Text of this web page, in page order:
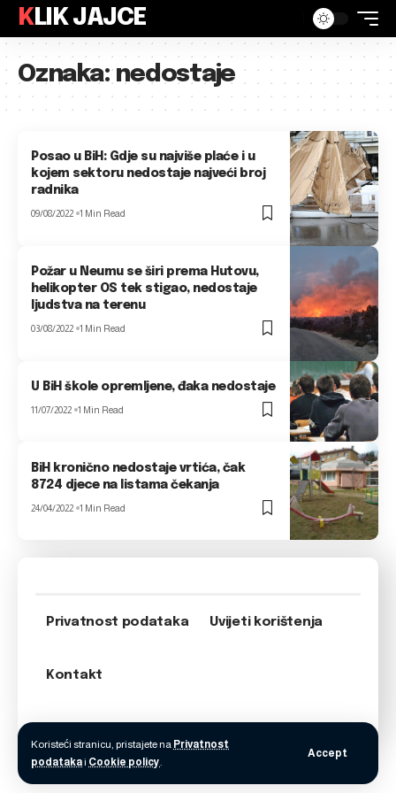
Koristeći stranicu, pristajete na Privatnost
podatakai Cookie policy.
Accept
KLIK JAJCE
Oznaka:nedostaje
Posao u BiH: Gdje su najviše plaće i u
kojem sektoru nedostaje najveći broj
radnika
09/08/2022 1 Min Read
Požar u Neumu se širi prema Hutovu,
helikopter OS tek stigao, nedostaje
ljudstva na terenu
03/08/2022 1 Min Read
U BiH škole opremljene, đaka nedostaje
11/07/2022 1 Min Read
BiH kronično nedostaje vrtića, čak
8724 djece na listama čekanja
24/04/2022 1 Min Read
Privatnost podataka Uvijeti korištenja
Kontakt